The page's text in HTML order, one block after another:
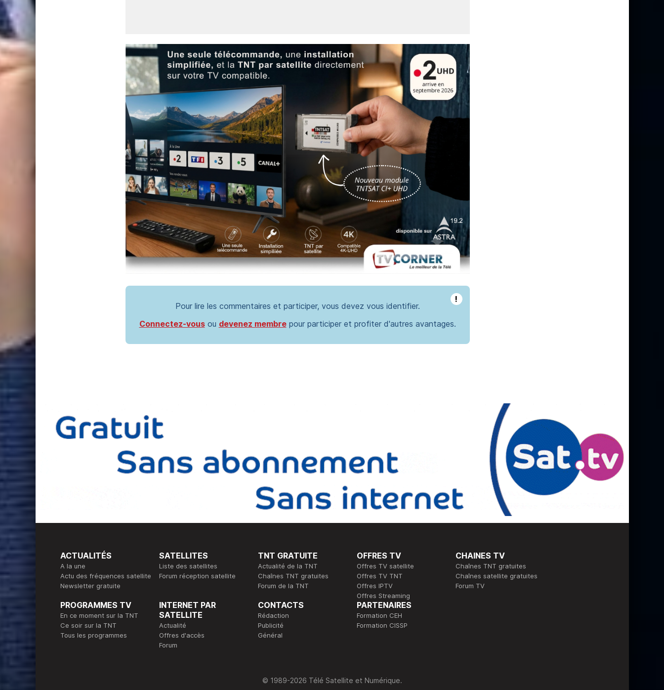
!
Pour lire les commentaires et participer, vous devez vous identifier.
Connectez-vousou devenez membrepour participer et profiter d'autres avantages.
ACTUALITÉS
A la une
Actu des fréquences satellite
Newsletter gratuite
SATELLITES
Liste des satellites
Forum réception satellite
TNT GRATUITE
Actualité de la TNT
Chaînes TNT gratuites
Forum de la TNT
OFFRES TV
Offres TV satellite
Offres TV TNT
Offres IPTV
Offres Streaming
CHAINES TV
Chaînes TNT gratuites
Chaînes satellite gratuites
Forum TV
PROGRAMMES TV
En ce moment sur la TNT
Ce soir sur la TNT
Tous les programmes
INTERNET PAR
SATELLITE
Actualité
Offres d'accès
Forum
CONTACTS
Rédaction
Publicité
Général
PARTENAIRES
Formation CEH
Formation CISSP
© 1989-2026 Télé Satellite et Numérique.